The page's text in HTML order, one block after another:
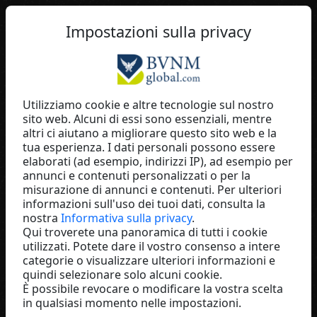
Benny B. Weiler
Soluni
Germany
Impostazioni sulla privacy
Utilizziamo cookie e altre tecnologie sul nostro
sito web. Alcuni di essi sono essenziali, mentre
altri ci aiutano a migliorare questo sito web e la
tua esperienza. I dati personali possono essere
elaborati (ad esempio, indirizzi IP), ad esempio per
annunci e contenuti personalizzati o per la
misurazione di annunci e contenuti. Per ulteriori
informazioni sull'uso dei tuoi dati, consulta la
nostra Informativa sulla privacy.
Qui troverete una panoramica di tutti i cookie
utilizzati. Potete dare il vostro consenso a intere
categorie o visualizzare ulteriori informazioni e
quindi selezionare solo alcuni cookie.
È possibile revocare o modificare la vostra scelta
in qualsiasi momento nelle impostazioni.